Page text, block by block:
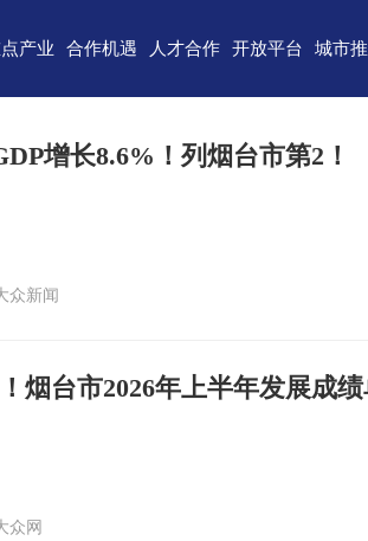
产业
高端装备
新材料
合作机遇
合作项目库
点外资项目跟踪推进平台
人才合作
人才需求
最新招聘
开放平台
中国(山东)自由贸易试验
高新技术产业开发区
城市
济南
淄博
临沂
增长8.6%！列烟台市第2！
众新闻
烟台市2026年上半年发展成
众网